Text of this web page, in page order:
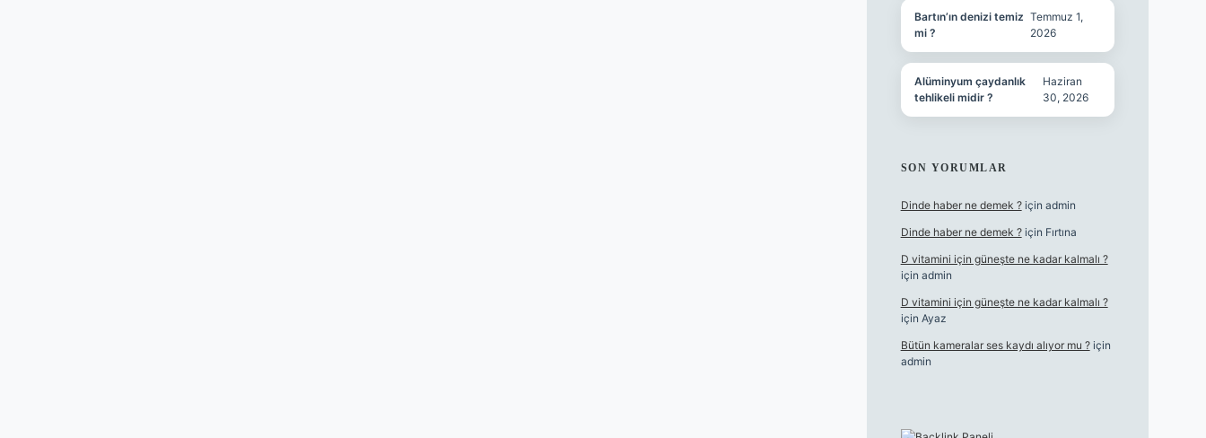
Bartın’ın denizi temiz
mi ?
Temmuz 1,
2026
Alüminyum çaydanlık
tehlikeli midir ?
Haziran
30, 2026
SON YORUMLAR
Dinde haber ne demek ?için admin
Dinde haber ne demek ?için Fırtına
D vitamini için güneşte ne kadar kalmalı ?
için admin
D vitamini için güneşte ne kadar kalmalı ?
için Ayaz
Bütün kameralar ses kaydı alıyor mu ?için
admin